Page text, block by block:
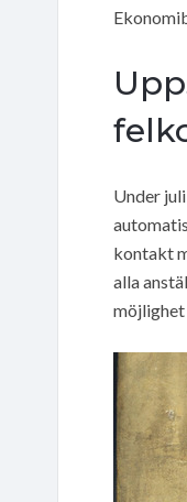
Under
kontakt
alla